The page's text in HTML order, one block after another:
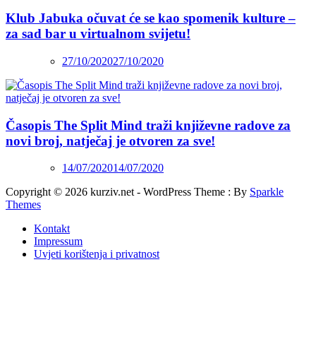
Klub Jabuka očuvat će se kao spomenik kulture –
za sad bar u virtualnom svijetu!
27/10/202027/10/2020
Časopis The Split Mind traži književne radove za
novi broj, natječaj je otvoren za sve!
14/07/202014/07/2020
Copyright © 2026 kurziv.net - WordPress Theme : By Sparkle
Themes
Kontakt
Impressum
Uvjeti korištenja i privatnost